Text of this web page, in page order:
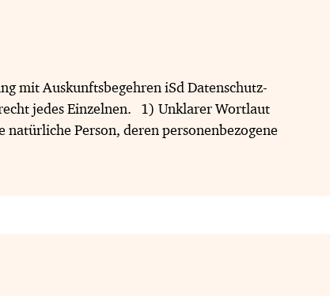
mit Auskunftsbegehren iSd Datenschutz-
jedes Einzelnen. 1) Unklarer Wortlaut
Person, deren personenbezogene